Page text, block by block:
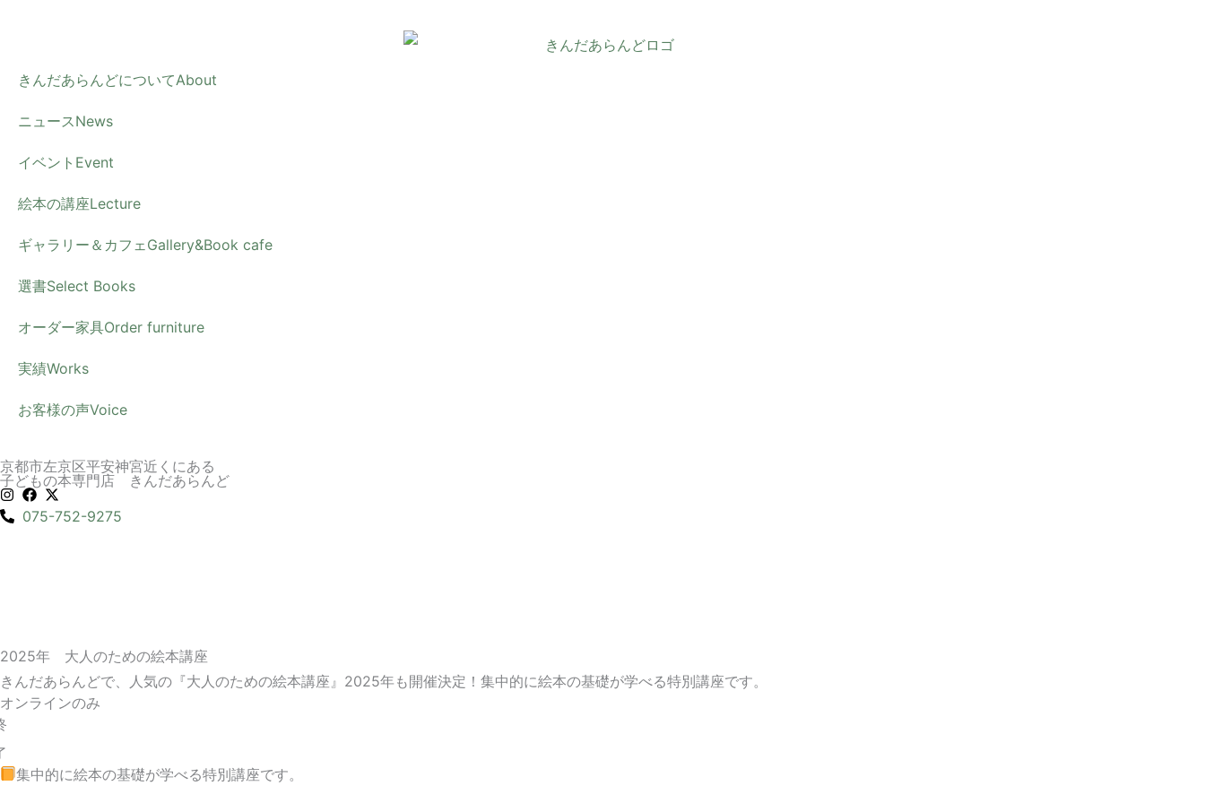
きんだあらんどについてAbout
ニュース News
イベント Event
絵本の講座Lecture
ギャラリー＆カフェ Gallery&Book cafe
選書Select Books
オーダー家具Order furniture
実績Works
お客様の声Voice
京都市左京区平安神宮近くにある
子どもの本専門店 きんだあらんど
075-752-9275
2025年 大人のための絵本講座
きんだあらんどで、人気の『大人のための絵本講座』2025年も開催決定！集中的に絵本の基礎が学べる特別講座です。
オンラインのみ
集中的に絵本の基礎が学べる特別講座です。